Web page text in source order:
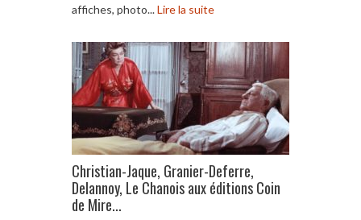
affiches, photo...Lire la suite
Christian-Jaque, Granier-Deferre,
Delannoy, Le Chanois aux éditions Coin
de Mire...